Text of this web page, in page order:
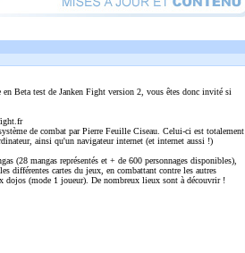
Beta test de Janken Fight version 2, vous êtes donc invité si
de combat par Pierre Feuille Ciseau. Celui-ci est totalement
ainsi qu'un navigateur internet (et internet aussi !)
(28 mangas représentés et + de 600 personnages disponibles),
différentes cartes du jeux, en combattant contre les autres
dojos (mode 1 joueur). De nombreux lieux sont à découvrir !